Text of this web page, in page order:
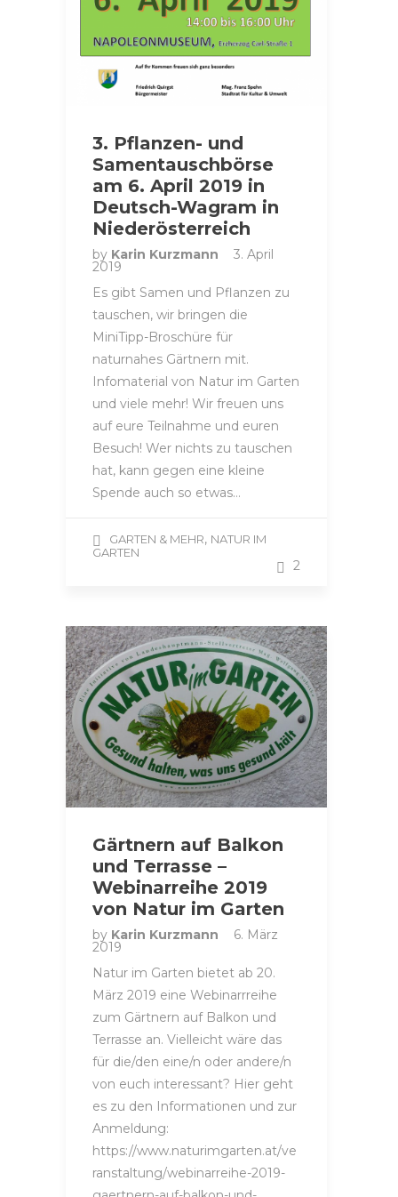
3. Pflanzen- und
Samentauschbörse
am 6. April 2019 in
Deutsch-Wagram in
Niederösterreich
by Karin Kurzmann 3. April
2019
Es gibt Samen und Pflanzen zu
tauschen, wir bringen die
MiniTipp-Broschüre für
naturnahes Gärtnern mit.
Infomaterial von Natur im Garten
und viele mehr! Wir freuen uns
auf eure Teilnahme und euren
Besuch! Wer nichts zu tauschen
hat, kann gegen eine kleine
Spende auch so etwas…
GARTEN & MEHR, NATUR IM
GARTEN
2
Gärtnern auf Balkon
und Terrasse –
Webinarreihe 2019
von Natur im Garten
by Karin Kurzmann 6. März
2019
Natur im Garten bietet ab 20.
März 2019 eine Webinarrreihe
zum Gärtnern auf Balkon und
Terrasse an. Vielleicht wäre das
für die/den eine/n oder andere/n
von euch interessant? Hier geht
es zu den Informationen und zur
Anmeldung:
https://www.naturimgarten.at/ve
ranstaltung/webinarreihe-2019-